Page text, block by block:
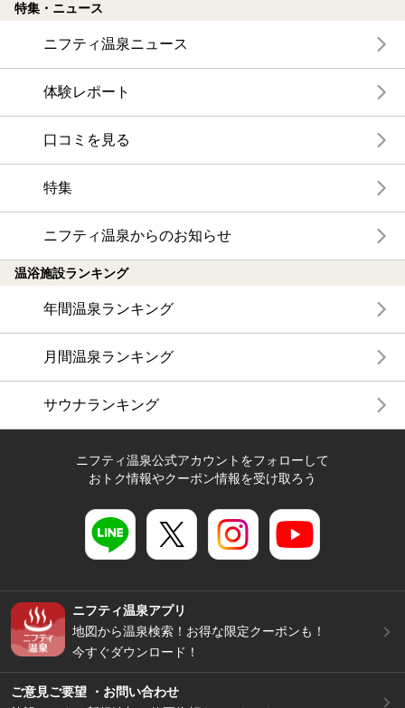
特集・ニュース
ニフティ温泉ニュース
体験レポート
口コミを見る
特集
ニフティ温泉からのお知らせ
温浴施設ランキング
年間温泉ランキング
月間温泉ランキング
サウナランキング
ニフティ温泉公式アカウントをフォローして
おトク情報やクーポン情報を受け取ろう
ニフティ温泉アプリ
地図から温泉検索！お得な限定クーポンも！
今すぐダウンロード！
ご意見ご要望 ・お問い合わせ